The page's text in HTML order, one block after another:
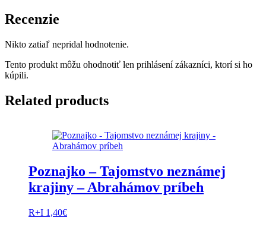
Recenzie
Nikto zatiaľ nepridal hodnotenie.
Tento produkt môžu ohodnotiť len prihlásení zákazníci, ktorí si ho
kúpili.
Related products
Poznajko – Tajomstvo neznámej
krajiny – Abrahámov príbeh
R+I 1,40€